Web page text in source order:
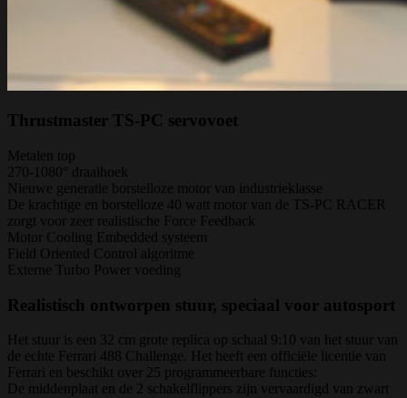
Thrustmaster TS-PC servovoet
Metalen top
270-1080° draaihoek
Nieuwe generatie borstelloze motor van industrieklasse
De krachtige en borstelloze 40 watt motor van de TS-PC RACER
zorgt voor zeer realistische Force Feedback
Motor Cooling Embedded systeem
Field Oriented Control algoritme
Externe Turbo Power voeding
Realistisch ontworpen stuur, speciaal voor autosport
Het stuur is een 32 cm grote replica op schaal 9:10 van het stuur van
de echte Ferrari 488 Challenge. Het heeft een officiële licentie van
Ferrari en beschikt over 25 programmeerbare functies:
De middenplaat en de 2 schakelflippers zijn vervaardigd van zwart